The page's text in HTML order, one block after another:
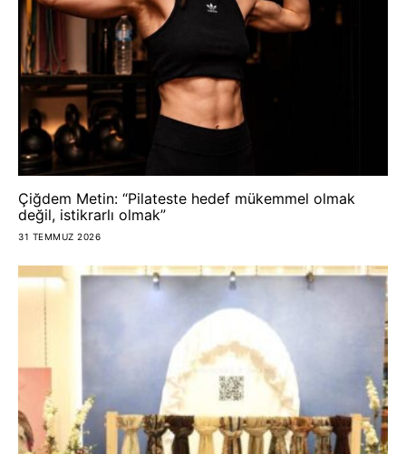
Çiğdem Metin: “Pilateste hedef mükemmel olmak
değil, istikrarlı olmak”
31 TEMMUZ 2026